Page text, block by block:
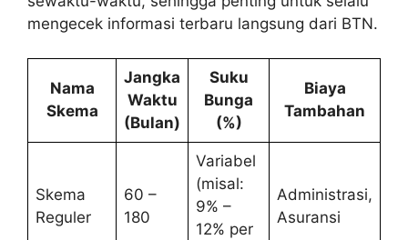
mengecek informasi terbaru langsung dari BTN.
Nama
Skema
Jangka
Waktu
(Bulan)
Suku
Bunga
(%)
Biaya
Tambahan
Skema
Reguler
60 –
180
Variabel
(misal:
9% –
12% per
Administrasi,
Asuransi